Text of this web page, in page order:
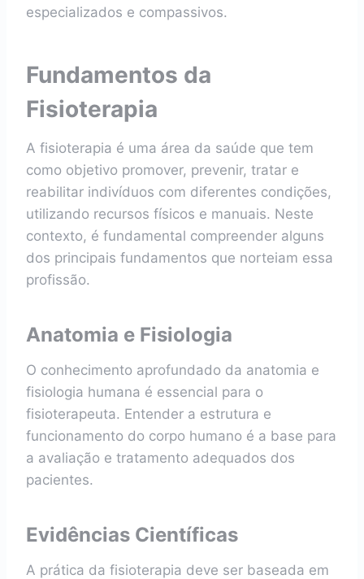
especializados e compassivos.
Fundamentos da
Fisioterapia
A fisioterapia é uma área da saúde que tem
como objetivo promover, prevenir, tratar e
reabilitar indivíduos com diferentes condições,
utilizando recursos físicos e manuais. Neste
contexto, é fundamental compreender alguns
dos principais fundamentos que norteiam essa
profissão.
Anatomia e Fisiologia
O conhecimento aprofundado da anatomia e
fisiologia humana é essencial para o
fisioterapeuta. Entender a estrutura e
funcionamento do corpo humano é a base para
a avaliação e tratamento adequados dos
pacientes.
Evidências Científicas
A prática da fisioterapia deve ser baseada em